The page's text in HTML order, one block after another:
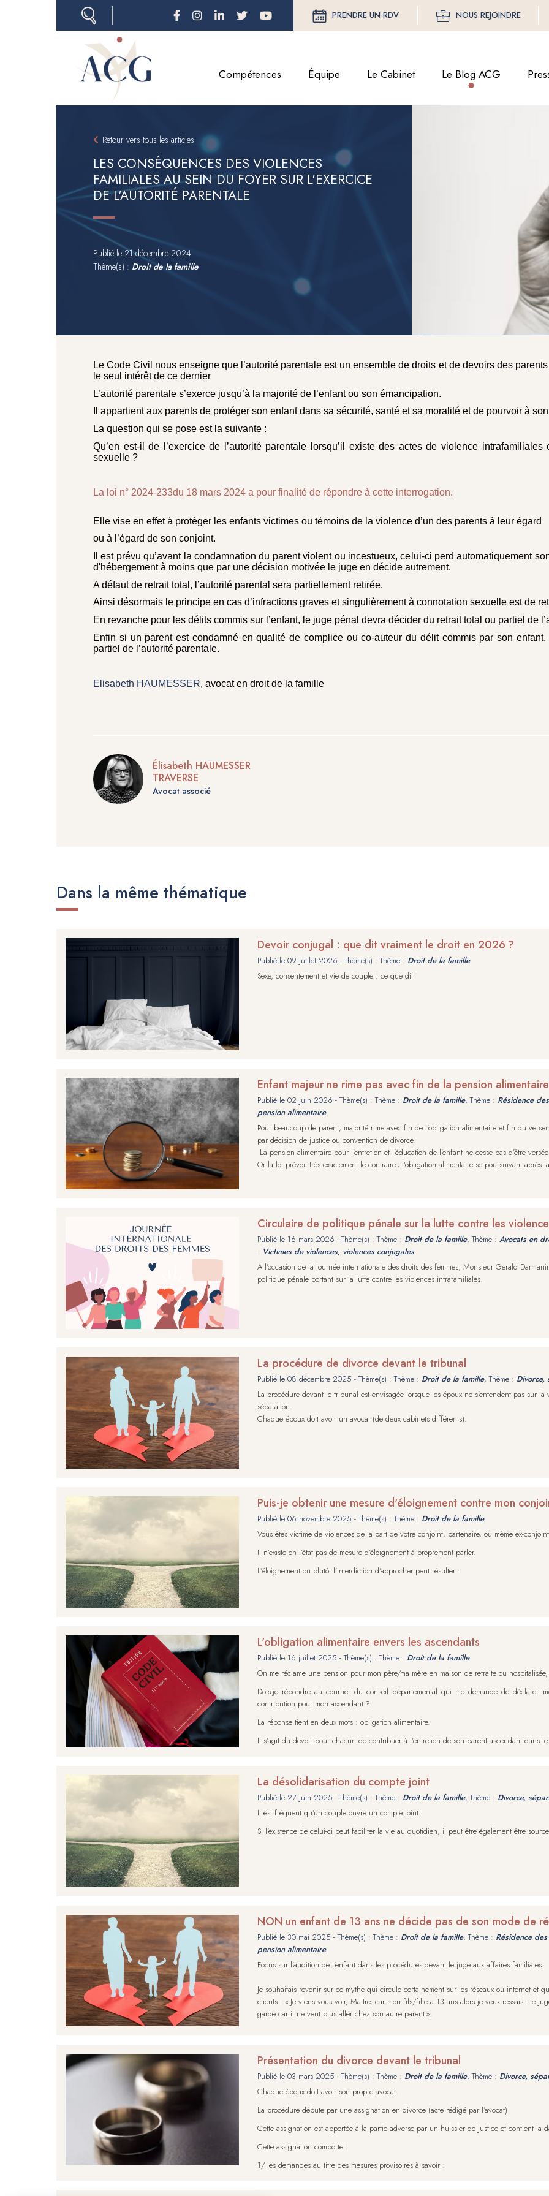
PRENDRE UN RDV NOUS REJOINDRE
Compétences Équipe Le Cabinet Le Blog ACG
Retour vers tous les articles
LES CONSÉQUENCES DES VIOLENCES
FAMILIALES AU SEIN DU FOYER SUR L'EXERCICE
DE L'AUTORITÉ PARENTALE
Publié le 21 décembre 2024
Thème(s) : Droit de la famille
Le Code Civil nous enseigne que l’autorité parentale est un ensemble de droits et de devoirs des
le seul intérêt de ce dernier
L’autorité parentale s’exerce jusqu’à la majorité de l’enfant ou son émancipation.
Il appartient aux parents de protéger son enfant dans sa sécurité, santé et sa moralité et de pourvoir à
La question qui se pose est la suivante :
Qu’en est-il de l’exercice de l’autorité parentale lorsqu’il existe des actes de violence
sexuelle ?
La loi n° 2024-233du 18 mars 2024 a pour finalité de répondre à cette interrogation.
Elle vise en effet à protéger les enfants victimes ou témoins de la violence d’un des parents à leur égard
ou à l’égard de son conjoint.
Il est prévu qu’avant la condamnation du parent violent ou incestueux, celui-ci perd automatiquement
d'hébergement à moins que par une décision motivée le juge en décide autrement.
A défaut de retrait total, l’autorité parental sera partiellement retirée.
Ainsi désormais le principe en cas d’infractions graves et singulièrement à connotation sexuelle est de
En revanche pour les délits commis sur l’enfant, le juge pénal devra décider du retrait total ou partiel de
Enfin si un parent est condamné en qualité de complice ou co-auteur du délit commis par son
partiel de l’autorité parentale.
Elisabeth HAUMESSER, avocat en droit de la famille
Élisabeth HAUMESSER
TRAVERSE
Avocat associé
Dans la même thématique
Devoir conjugal : que dit vraiment le droit en 2026 ?
Publié le 09 juillet 2026 - Thème(s) : Thème : Droit de la famille
Sexe, consentement et vie de couple : ce que dit
Enfant majeur ne rime pas avec fin de la pension
Publié le 02 juin 2026 - Thème(s) : Thème : Droit de la famille, Thème : Résidence
pension alimentaire
Pour beaucoup de parent, majorité rime avec fin de l’obligation alimentaire et fin du
par décision de justice ou convention de divorce.
La pension alimentaire pour l’entretien et l’éducation de l’enfant ne cesse pas d’être
Or la loi prévoit très exactement le contraire ; l’obligation alimentaire se poursuivant après
Circulaire de politique pénale sur la lutte contre les
Publié le 16 mars 2026 - Thème(s) : Thème : Droit de la famille, Thème : Avocats en
: Victimes de violences, violences conjugales
A l’occasion de la journée internationale des droits des femmes, Monsieur Gerald
politique pénale portant sur la lutte contre les violences intrafamiliales.
La procédure de divorce devant le tribunal
Publié le 08 décembre 2025 - Thème(s) : Thème : Droit de la famille, Thème : Divorce,
La procédure devant le tribunal est envisagée lorsque les époux ne s’entendent pas sur
séparation.
Chaque époux doit avoir un avocat (de deux cabinets différents).
Puis-je obtenir une mesure d'éloignement contre mon
Publié le 06 novembre 2025 - Thème(s) : Thème : Droit de la famille
Vous êtes victime de violences de la part de votre conjoint, partenaire, ou même ex-
Il n’existe en l’état pas de mesure d’éloignement à proprement parler.
L’éloignement ou plutôt l’interdiction d’approcher peut résulter :
L'obligation alimentaire envers les ascendants
Publié le 16 juillet 2025 - Thème(s) : Thème : Droit de la famille
On me réclame une pension pour mon père/ma mère en maison de retraite ou
Dois-je répondre au courrier du conseil départemental qui me demande de déclarer
contribution pour mon ascendant ?
La réponse tient en deux mots : obligation alimentaire.
Il s’agit du devoir pour chacun de contribuer à l’entretien de son parent ascendant dans
La désolidarisation du compte joint
Publié le 27 juin 2025 - Thème(s) : Thème : Droit de la famille, Thème : Divorce,
Il est fréquent qu’un couple ouvre un compte joint.
Si l’existence de celui-ci peut faciliter la vie au quotidien, il peut être également être
NON un enfant de 13 ans ne décide pas de son mode de
Publié le 30 mai 2025 - Thème(s) : Thème : Droit de la famille, Thème : Résidence
pension alimentaire
Focus sur l’audition de l’enfant dans les procédures devant le juge aux affaires familiales
Je souhaitais revenir sur ce mythe qui circule certainement sur les réseaux ou internet et
clients : « Je viens vous voir, Maitre, car mon fils/fille a 13 ans alors je veux ressaisir le
garde car il ne veut plus aller chez son autre parent ».
Présentation du divorce devant le tribunal
Publié le 03 mars 2025 - Thème(s) : Thème : Droit de la famille, Thème : Divorce,
Chaque époux doit avoir son propre avocat.
La procédure débute par une assignation en divorce (acte rédigé par l’avocat)
Cette assignation est apportée à la partie adverse par un huissier de Justice et contient la
Cette assignation comporte :
1/ les demandes au titre des mesures provisoires à savoir :